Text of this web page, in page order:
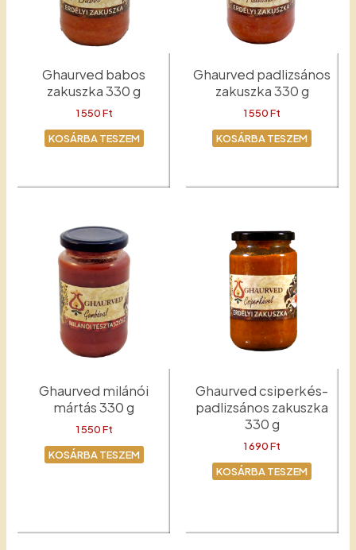
Ghaurved babos
zakuszka 330 g
1 550Ft
KOSÁRBA TESZEM
Ghaurved padlizsános
zakuszka 330 g
1 550Ft
KOSÁRBA TESZEM
Ghaurved milánói
mártás 330 g
1 550Ft
KOSÁRBA TESZEM
Ghaurved csiperkés-
padlizsános zakuszka
330 g
1 690Ft
KOSÁRBA TESZEM